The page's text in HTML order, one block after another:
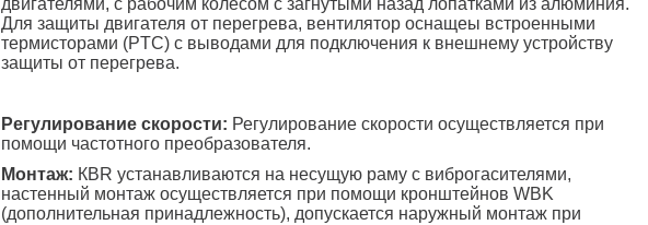
двигателями, с рабочим колесом с загнутыми назад лопатками из алюминия.
Для защиты двигателя от перегрева, вентилятор оснащеы встроенными
термисторами (PTC) с выводами для подключения к внешнему устройству
защиты от перегрева.
Регулирование скорости: Регулирование скорости осуществляется при
помощи частотного преобразователя.
Монтаж: КВR устанавливаются на несущую раму с виброгасителями,
настенный монтаж осуществляется при помощи кронштейнов WBK
(дополнительная принадлежность), допускается наружный монтаж при